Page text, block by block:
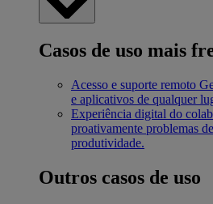
Casos de uso mais
Acesso e suporte remoto
e aplicativos de qualquer
Experiência digital do
proativamente problemas
produtividade.
Outros casos de uso